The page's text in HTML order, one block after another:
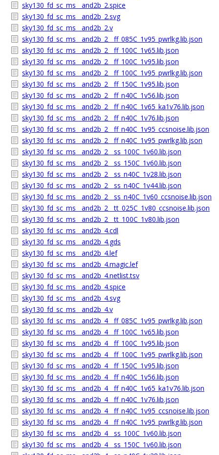
sky130_fd_sc_ms__and2b_2.spice
sky130_fd_sc_ms__and2b_2.svg
sky130_fd_sc_ms__and2b_2.v
sky130_fd_sc_ms__and2b_2__ff_085C_1v95_pwrlkg.lib.json
sky130_fd_sc_ms__and2b_2__ff_100C_1v65.lib.json
sky130_fd_sc_ms__and2b_2__ff_100C_1v95.lib.json
sky130_fd_sc_ms__and2b_2__ff_100C_1v95_pwrlkg.lib.json
sky130_fd_sc_ms__and2b_2__ff_150C_1v95.lib.json
sky130_fd_sc_ms__and2b_2__ff_n40C_1v56.lib.json
sky130_fd_sc_ms__and2b_2__ff_n40C_1v65_ka1v76.lib.json
sky130_fd_sc_ms__and2b_2__ff_n40C_1v76.lib.json
sky130_fd_sc_ms__and2b_2__ff_n40C_1v95_ccsnoise.lib.json
sky130_fd_sc_ms__and2b_2__ff_n40C_1v95_pwrlkg.lib.json
sky130_fd_sc_ms__and2b_2__ss_100C_1v60.lib.json
sky130_fd_sc_ms__and2b_2__ss_150C_1v60.lib.json
sky130_fd_sc_ms__and2b_2__ss_n40C_1v28.lib.json
sky130_fd_sc_ms__and2b_2__ss_n40C_1v44.lib.json
sky130_fd_sc_ms__and2b_2__ss_n40C_1v60_ccsnoise.lib.json
sky130_fd_sc_ms__and2b_2__tt_025C_1v80_ccsnoise.lib.json
sky130_fd_sc_ms__and2b_2__tt_100C_1v80.lib.json
sky130_fd_sc_ms__and2b_4.cdl
sky130_fd_sc_ms__and2b_4.gds
sky130_fd_sc_ms__and2b_4.lef
sky130_fd_sc_ms__and2b_4.magic.lef
sky130_fd_sc_ms__and2b_4.netlist.tsv
sky130_fd_sc_ms__and2b_4.spice
sky130_fd_sc_ms__and2b_4.svg
sky130_fd_sc_ms__and2b_4.v
sky130_fd_sc_ms__and2b_4__ff_085C_1v95_pwrlkg.lib.json
sky130_fd_sc_ms__and2b_4__ff_100C_1v65.lib.json
sky130_fd_sc_ms__and2b_4__ff_100C_1v95.lib.json
sky130_fd_sc_ms__and2b_4__ff_100C_1v95_pwrlkg.lib.json
sky130_fd_sc_ms__and2b_4__ff_150C_1v95.lib.json
sky130_fd_sc_ms__and2b_4__ff_n40C_1v56.lib.json
sky130_fd_sc_ms__and2b_4__ff_n40C_1v65_ka1v76.lib.json
sky130_fd_sc_ms__and2b_4__ff_n40C_1v76.lib.json
sky130_fd_sc_ms__and2b_4__ff_n40C_1v95_ccsnoise.lib.json
sky130_fd_sc_ms__and2b_4__ff_n40C_1v95_pwrlkg.lib.json
sky130_fd_sc_ms__and2b_4__ss_100C_1v60.lib.json
sky130_fd_sc_ms__and2b_4__ss_150C_1v60.lib.json